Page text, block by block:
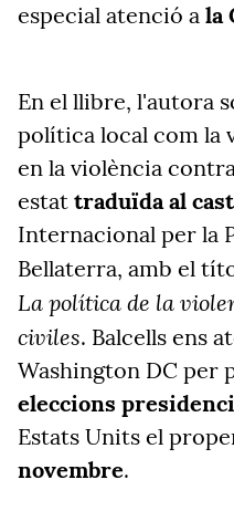
especial atenció a la
En el llibre, l'autora
política local com la
en la violència
estat traduïda al
Internacional per la
Bellaterra, amb el
La política de la
civiles. Balcells ens
Washington DC per
eleccions
Estats Units el
novembre.